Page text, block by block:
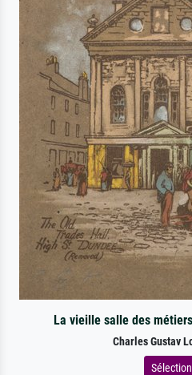
La vieille salle des
Charles Gustav